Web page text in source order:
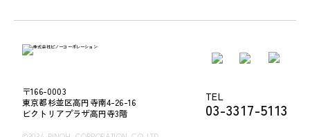
〒166-0003
東京都杉並区高円寺南4-26-16
ビクトリアプラザ高円寺3階
TEL
03-3317-5113